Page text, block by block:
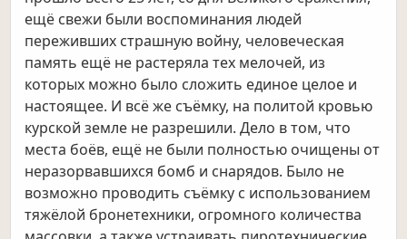
ещё свежи были воспоминания людей
переживших страшную войну, человеческая
память ещё не растеряла тех мелочей, из
которых можно было сложить единое целое и
настоящее. И всё же съёмку, на политой кровью
курской земле не разрешили. Дело в том, что
места боёв, ещё не были полностью очищены от
неразорвавшихся бомб и снарядов. Было не
возможно проводить съёмку с использованием
тяжёлой бронетехники, огромного количества